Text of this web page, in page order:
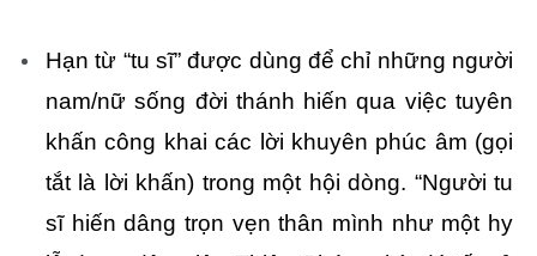
Hạn từ “tu sĩ” được dùng để chỉ những người
nam/nữ sống đời thánh hiến qua việc tuyên
khấn công khai các lời khuyên phúc âm (gọi
tắt là lời khấn) trong một hội dòng. “Người tu
sĩ hiến dâng trọn vẹn thân mình như một hy